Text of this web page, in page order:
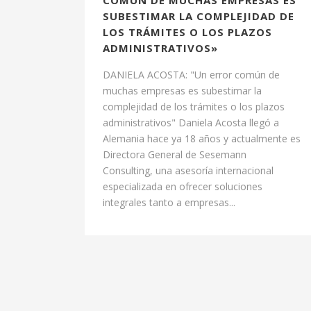
SUBESTIMAR LA COMPLEJIDAD DE
LOS TRÁMITES O LOS PLAZOS
ADMINISTRATIVOS»
DANIELA ACOSTA: "Un error común de
muchas empresas es subestimar la
complejidad de los trámites o los plazos
administrativos" Daniela Acosta llegó a
Alemania hace ya 18 años y actualmente es
Directora General de Sesemann
Consulting, una asesoría internacional
especializada en ofrecer soluciones
integrales tanto a empresas...